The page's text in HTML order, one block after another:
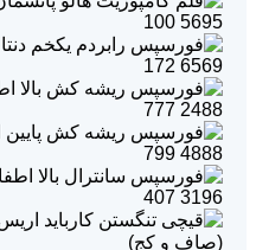
5695
100
6569
172
2488
777
4888
799
3196
407